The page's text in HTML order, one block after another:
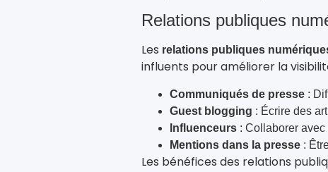
Relations publiques
Les relations publiques
influents pour améliorer la
Communiqués de presse :
Guest blogging : Écrire des
Influenceurs : Collaborer
Mentions dans la presse :
Les bénéfices des relations